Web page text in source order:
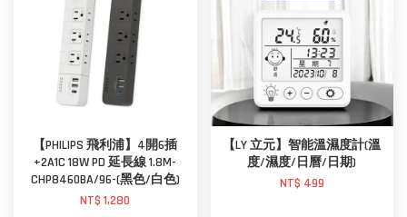
【PHILIPS 飛利浦】4開6插
+2A1C 18W PD 延長線 1.8M-
CHP8460BA/96-(黑色/白色)
NT$ 1,280
【LY 立元】智能溫濕度計(溫
度/濕度/日曆/日期)
NT$ 499